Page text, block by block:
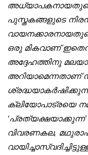
പുസ്തകങ്ങളുടെ
ഒരു മികവാണ്
അദ്ദേഹത്തിനു
അറിയാമെന്നതാണ്
ക്ലിയോപാട്രയെ
വിവരണകല,